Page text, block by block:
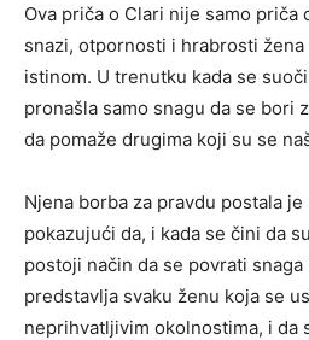
Ova priča o Clari nije samo priča
snazi, otpornosti i hrabrosti
istinom. U trenutku kada se
pronašla samo snagu da se bori
da pomaže drugima koji su se
Njena borba za pravdu postala
pokazujući da, i kada se čini da
postoji način da se povrati
predstavlja svaku ženu koja se
neprihvatljivim okolnostima, i da